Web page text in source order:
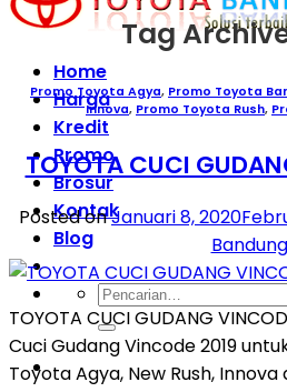
Home
Harga
Kredit
Promo
Brosur
Kontak
Blog
Pencarian
untuk:
Tag
Promo Toyota Agya, Promo Toyota
Innova, Promo Toyota Rush,
TOYOTA CUCI
Posted onJanuari 8, 2020
Bandung
TOYOTA CUCI GUDANG
Cuci Gudang Vincode 2019
Toyota Agya, New Rush, Innova